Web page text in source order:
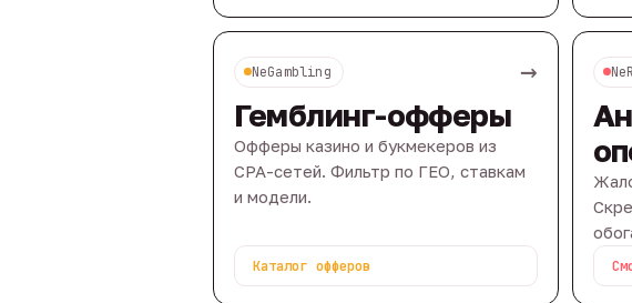
NeGambling →
Гемблинг-офферы
Офферы казино и букмекеров из
CPA-сетей. Фильтр по ГЕО, ставкам
и модели.
Каталог офферов